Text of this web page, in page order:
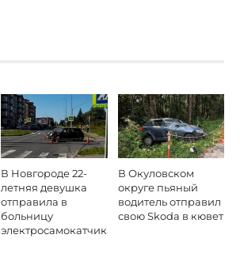
В Новгороде 22-
летняя девушка
отправила в
больницу
электросамокатчика
В Окуловском
округе пьяный
водитель отправил
свою Skoda в кювет